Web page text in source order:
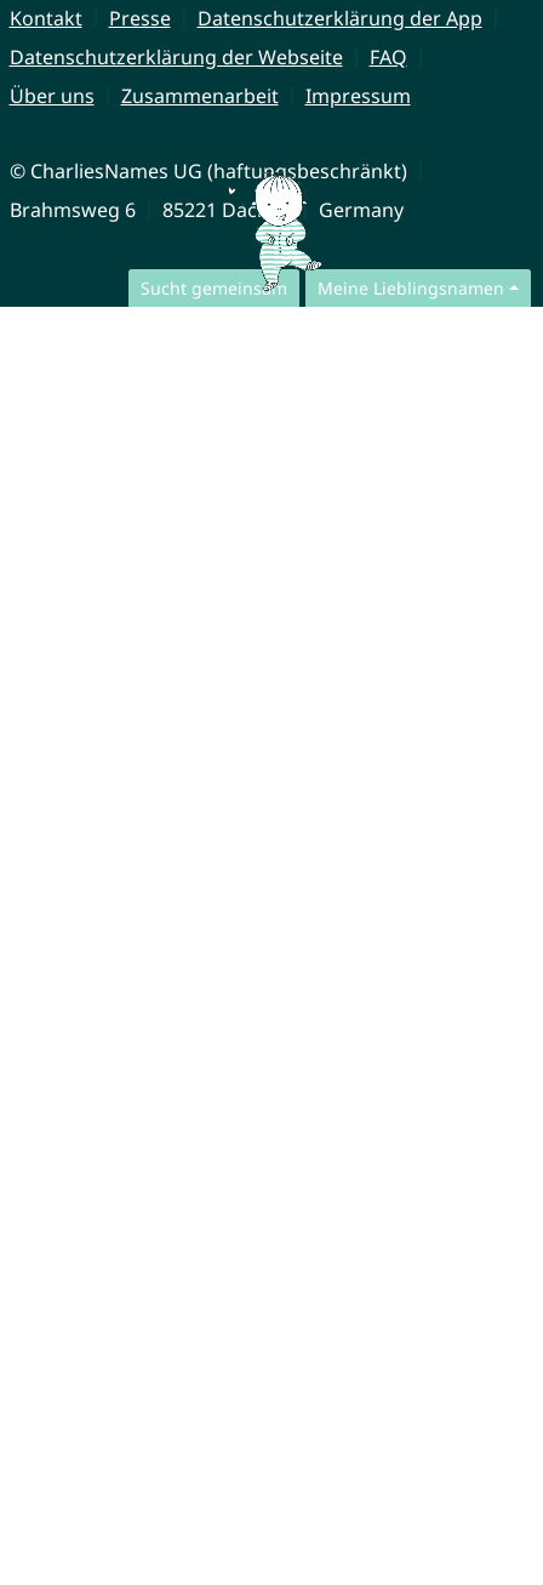
Sucht gemeinsam Meine Lieblingsnamen
Kontakt Presse
Datenschutzerklärung der App
Datenschutzerklärung der Webseite
FAQ
Über uns
Zusammenarbeit Impressum
© CharliesNames UG (haftungsbeschränkt)
Brahmsweg 6
85221 Dachau Germany